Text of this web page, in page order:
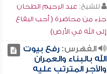
للشيخ: عبد الرحيم الطحان
جزء من محاضرة ( أحب البقاع
إلى الله في الأرض)
الفهرس:رفع بيوت
الله بالبناء والعمران
والأجر المترتب عليه